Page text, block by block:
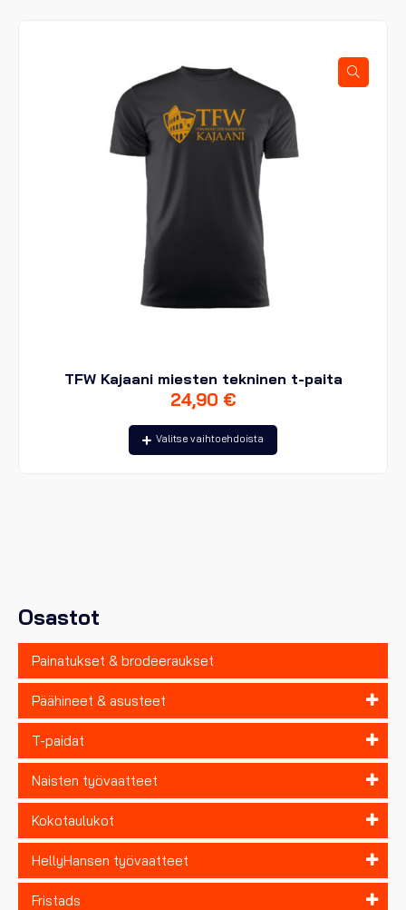
Osastot
Painatukset & brodeeraukset
Päähineet & asusteet
T-paidat
Naisten työvaatteet
Kokotaulukot
HellyHansen työvaatteet
Fristads
tuotteen
sivulla.
TFW Kajaani miesten tekninen t-paita
24,90 €
Valitse vaihtoehdoista
Tällä
tuotteella